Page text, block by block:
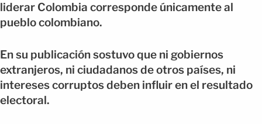
liderar Colombia corresponde únicamente al
pueblo colombiano.
En su publicación sostuvo que ni gobiernos
extranjeros, ni ciudadanos de otros países, ni
intereses corruptos deben influir en el resultado
electoral.